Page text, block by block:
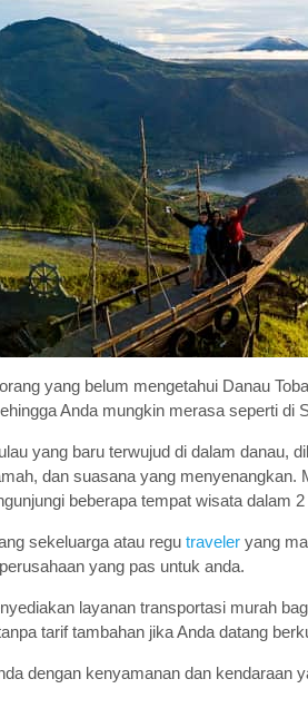
yang belum mengetahui Danau
Anda mungkin merasa seperti di
yang baru terwujud di dalam danau,
dan suasana yang
beberapa tempat wisata dalam
sekeluarga atau regu traveler yang
yang pas untuk anda.
layanan transportasi murah
tarif tambahan jika Anda datang
dengan kenyamanan dan kendaraan